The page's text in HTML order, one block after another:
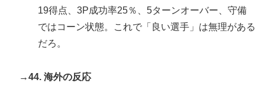
19得点、3P成功率25％、5ターンオーバー、守備
ではコーン状態。これで「良い選手」は無理がある
だろ。
→44. 海外の反応